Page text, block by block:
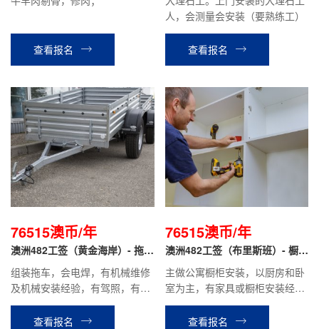
查看报名
人，会测量会安装（要熟练工）
查看报名
76515澳币/年
澳洲482工签（黄金海岸）- 拖车
组装拖车，会电焊，有机械维修
及机械安装经验，有驾照，有装
配经验者优先；
查看报名
76515澳币/年
澳洲482工签（布里斯班）- 橱柜
主做公寓橱柜安装，以厨房和卧
室为主，有家具或橱柜安装经
验，会看图纸，量尺，能独立安
装橱柜，技术熟练。
查看报名